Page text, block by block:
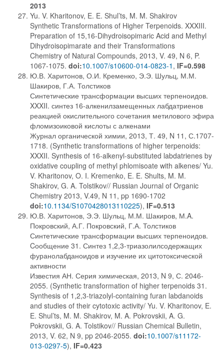
2013
Yu. V. Kharitonov, E. E. Shul’ts, M. M. Shakirov
Synthetic Transformations of Higher Terpenoids. XXXIII.
Preparation of 15,16-Dihydroisopimaric Acid and Methyl
Dihydroisopimarate and their Transformations
Chemistry of Natural Compounds, 2013, V. 49, N 6, P.
1067-1075. doi:10.1007/s10600-014-0823-1 , IF=0.598
Ю.В. Харитонов, О.И. Кременко, Э.Э. Шульц, М.М.
Шакиров, Г.А. Толстиков
Синтетические трансформации высших терпеноидов.
XXXII. синтез 16-алкенилзамещенных лабдатриенов
реакцией окислительного сочетания метилового эфира
фломизоиковой кислоты с алкенами
Журнал органической химии, 2013, Т. 49, N 11, С.1707-
1718. (Synthetic transformations of higher terpenoids:
XXXII. Synthesis of 16-alkenyl-substituted labdatrienes by
oxidative coupling of methyl phlomisoate with alkenes/ Yu.
V. Kharitonov, O. I. Kremenko, E. E. Shults, M. M.
Shakirov, G. A. Tolstikov// Russian Journal of Organic
Chemistry 2013, V.49, N 11, pp 1690-1702
doi:10.1134/S1070428013110225), IF=0.513
Ю.В. Харитонов, Э.Э. Шульц, М.М. Шакиров, М.A.
Покровский, А.Г. Покровский, Г.А. Толстиков
Синтетические трансформации высших терпеноидов.
Cообщение 31. Синтез 1,2,3-триазолилсодержащих
фуранолабданоидов и изучение их цитотоксической
активности
Известия АН. Серия химическая, 2013, N 9, С. 2046-
2055. (Synthetic transformation of higher terpenoids 31.
Synthesis of 1,2,3-triazolyl-containing furan labdanoids
and studies of their cytotoxic activity/ Yu. V. Kharitonov, E.
E. Shul’ts, M. M. Shakirov, M. A. Pokrovskii, A. G.
Pokrovskii, G. A. Tolstikov// Russian Chemical Bulletin,
2013, V. 62, N 9, pp 2046-2055. doi:10.1007/s11172-
013-0297-5), IF=0.423